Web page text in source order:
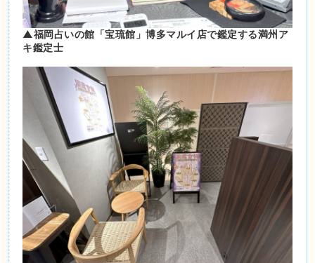
▲福岡占いの館「宝琉館」博多マルイ店で鑑定する満州ア
キ鑑定士